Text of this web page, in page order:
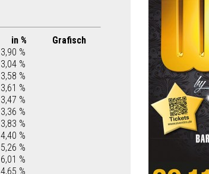
in %
Grafisch
3,90 %
3,04 %
3,58 %
3,61 %
3,47 %
3,36 %
3,83 %
4,40 %
5,26 %
6,01 %
4,65 %